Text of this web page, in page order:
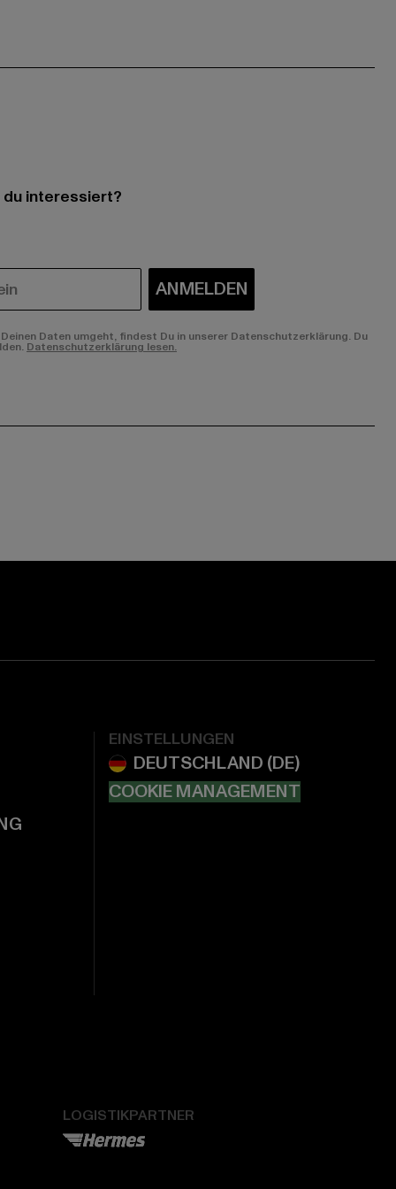
interessiert?
ANMELDEN
Daten umgeht, findest Du in unserer Datenschutzerklärung. Du
Datenschutzerklärung lesen.
EINSTELLUNGEN
COOKIE MANAGEMENT
LOGISTIKPARTNER